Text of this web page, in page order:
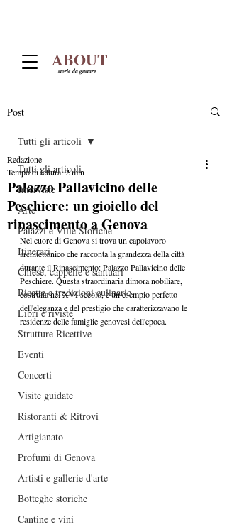
ABOUT
storie da gustare
Post
Tutti gli articoli
Interviste
Arte
Palazzi e Ville Storiche
Itinerari
Chiese, cappelle e santuari
Ricette e tradizioni culinarie
Libri e riviste
Strutture Ricettive
Eventi
Concerti
Visite guidate
Ristoranti & Ritrovi
Artigianato
Profumi di Genova
Artisti e gallerie d'arte
Botteghe storiche
Cantine e vini
Tutti gli articoli
Palazzo Pallavicino delle
Peschiere: un gioiello del
rinascimento a Genova
Redazione
Tempo di lettura: 2 min
Nel cuore di Genova si trova un capolavoro
architettonico che racconta la grandezza della città
durante il Rinascimento: Palazzo Pallavicino delle
Peschiere. Questa straordinaria dimora nobiliare,
costruita nel XVI secolo, è un esempio perfetto
dell'eleganza e del prestigio che caratterizzavano le
residenze delle famiglie genovesi dell'epoca.